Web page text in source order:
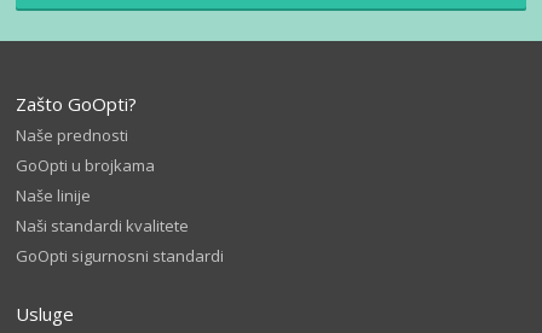
Zašto GoOpti?
Naše prednosti
GoOpti u brojkama
Naše linije
Naši standardi kvalitete
GoOpti sigurnosni standardi
Usluge